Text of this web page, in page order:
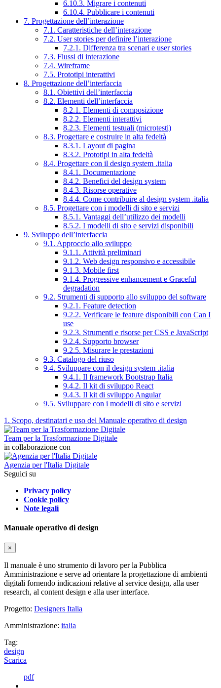
6.10.3. Migrare i contenuti
6.10.4. Pubblicare i contenuti
7. Progettazione dell’interazione
7.1. Caratteristiche dell’interazione
7.2. User stories per definire l’interazione
7.2.1. Differenza tra scenari e user stories
7.3. Flussi di interazione
7.4. Wireframe
7.5. Prototipi interattivi
8. Progettazione dell’interfaccia
8.1. Obiettivi dell’interfaccia
8.2. Elementi dell’interfaccia
8.2.1. Elementi di composizione
8.2.2. Elementi interattivi
8.2.3. Elementi testuali (microtesti)
8.3. Progettare e costruire in alta fedeltà
8.3.1. Layout di pagina
8.3.2. Prototipi in alta fedeltà
8.4. Progettare con il design system .italia
8.4.1. Documentazione
8.4.2. Benefici del design system
8.4.3. Risorse operative
8.4.4. Come contribuire al design system .italia
8.5. Progettare con i modelli di sito e servizi
8.5.1. Vantaggi dell’utilizzo dei modelli
8.5.2. I modelli di sito e servizi disponibili
9. Sviluppo dell’interfaccia
9.1. Approccio allo sviluppo
9.1.1. Attività preliminari
9.1.2. Web design responsivo e accessibile
9.1.3. Mobile first
9.1.4. Progressive enhancement e Graceful
degradation
9.2. Strumenti di supporto allo sviluppo del software
9.2.1. Feature detection
9.2.2. Verificare le feature disponibili con Can I
use
9.2.3. Strumenti e risorse per CSS e JavaScript
9.2.4. Supporto browser
9.2.5. Misurare le prestazioni
9.3. Catalogo del riuso
9.4. Sviluppare con il design system .italia
9.4.1. Il framework Bootstrap Italia
9.4.2. Il kit di sviluppo React
9.4.3. Il kit di sviluppo Angular
9.5. Sviluppare con i modelli di sito e servizi
1. Scopo, destinatari e uso del Manuale operativo di design
Team per la Trasformazione Digitale
in collaborazione con
Agenzia per l'Italia Digitale
Seguici su
Privacy policy
Cookie policy
Note legali
Manuale operativo di design
×
Il manuale è uno strumento di lavoro per la Pubblica
Amministrazione e serve ad orientare la progettazione di ambienti
digitali fornendo indicazioni relative al service design, alla user
research, al content design e alla user interface.
Progetto: Designers Italia
Amministrazione: italia
Tag:
design
Scarica
pdf